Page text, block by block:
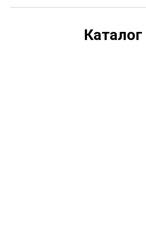
Каталог